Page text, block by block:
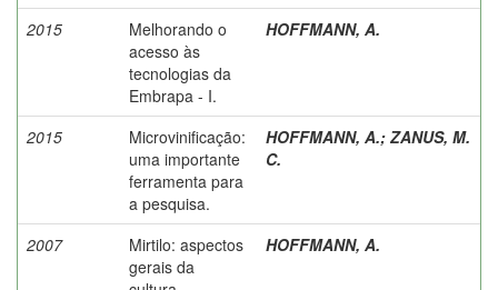
2015
Melhorando o
acesso às
tecnologias da
Embrapa - I.
HOFFMANN, A.
2015
Microvinificação:
uma importante
ferramenta para
a pesquisa.
HOFFMANN, A.; ZANUS, M.
C.
2007
Mirtilo: aspectos
gerais da
HOFFMANN, A.